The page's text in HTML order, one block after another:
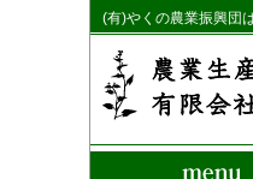
(有)やくの農業振興団